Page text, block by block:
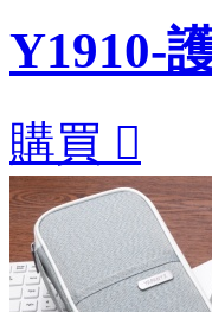
Y1910-
購買 